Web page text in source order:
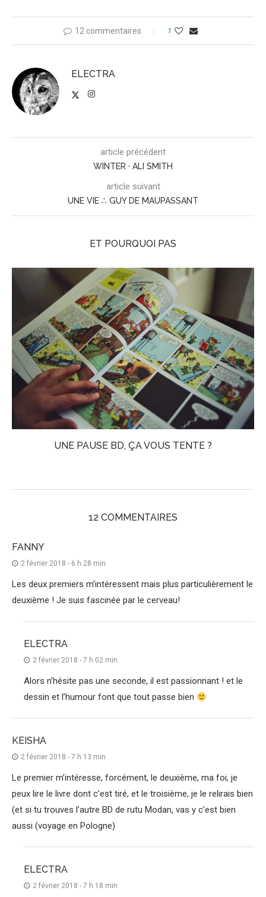
12 commentaires 1
ELECTRA
article précédent
WINTER · ALI SMITH
article suivant
UNE VIE ∴ GUY DE MAUPASSANT
ET POURQUOI PAS
UNE PAUSE BD, ÇA VOUS TENTE ?
12 COMMENTAIRES
FANNY
2 février 2018 - 6 h 28 min
Les deux premiers m’intéressent mais plus particulièrement le
deuxième ! Je suis fascinée par le cerveau!
ELECTRA
2 février 2018 - 7 h 02 min
Alors n’hésite pas une seconde, il est passionnant ! et le
dessin et l’humour font que tout passe bien
KEISHA
2 février 2018 - 7 h 13 min
Le premier m’intéresse, forcément, le deuxième, ma foi, je
peux lire le livre dont c’est tiré, et le troisième, je le relirais bien
(et si tu trouves l’autre BD de rutu Modan, vas y c’est bien
aussi (voyage en Pologne)
ELECTRA
2 février 2018 - 7 h 18 min